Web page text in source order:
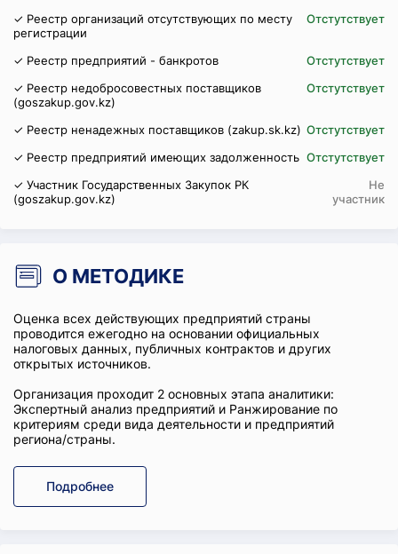
✓ Реестр организаций отсутствующих по месту
регистрации
Отстутствует
✓ Реестр предприятий - банкротов
Отстутствует
✓ Реестр недобросовестных поставщиков
(goszakup.gov.kz)
Отстутствует
✓ Реестр ненадежных поставщиков (zakup.sk.kz) Отстутствует
✓ Реестр предприятий имеющих задолженность Отстутствует
✓ Участник Государственных Закупок РК
(goszakup.gov.kz)
Не
участник
О МЕТОДИКЕ
Оценка всех действующих предприятий страны
проводится ежегодно на основании официальных
налоговых данных, публичных контрактов и других
открытых источников.
Организация проходит 2 основных этапа аналитики:
Экспертный анализ предприятий и Ранжирование по
критериям среди вида деятельности и предприятий
региона/страны.
Подробнее